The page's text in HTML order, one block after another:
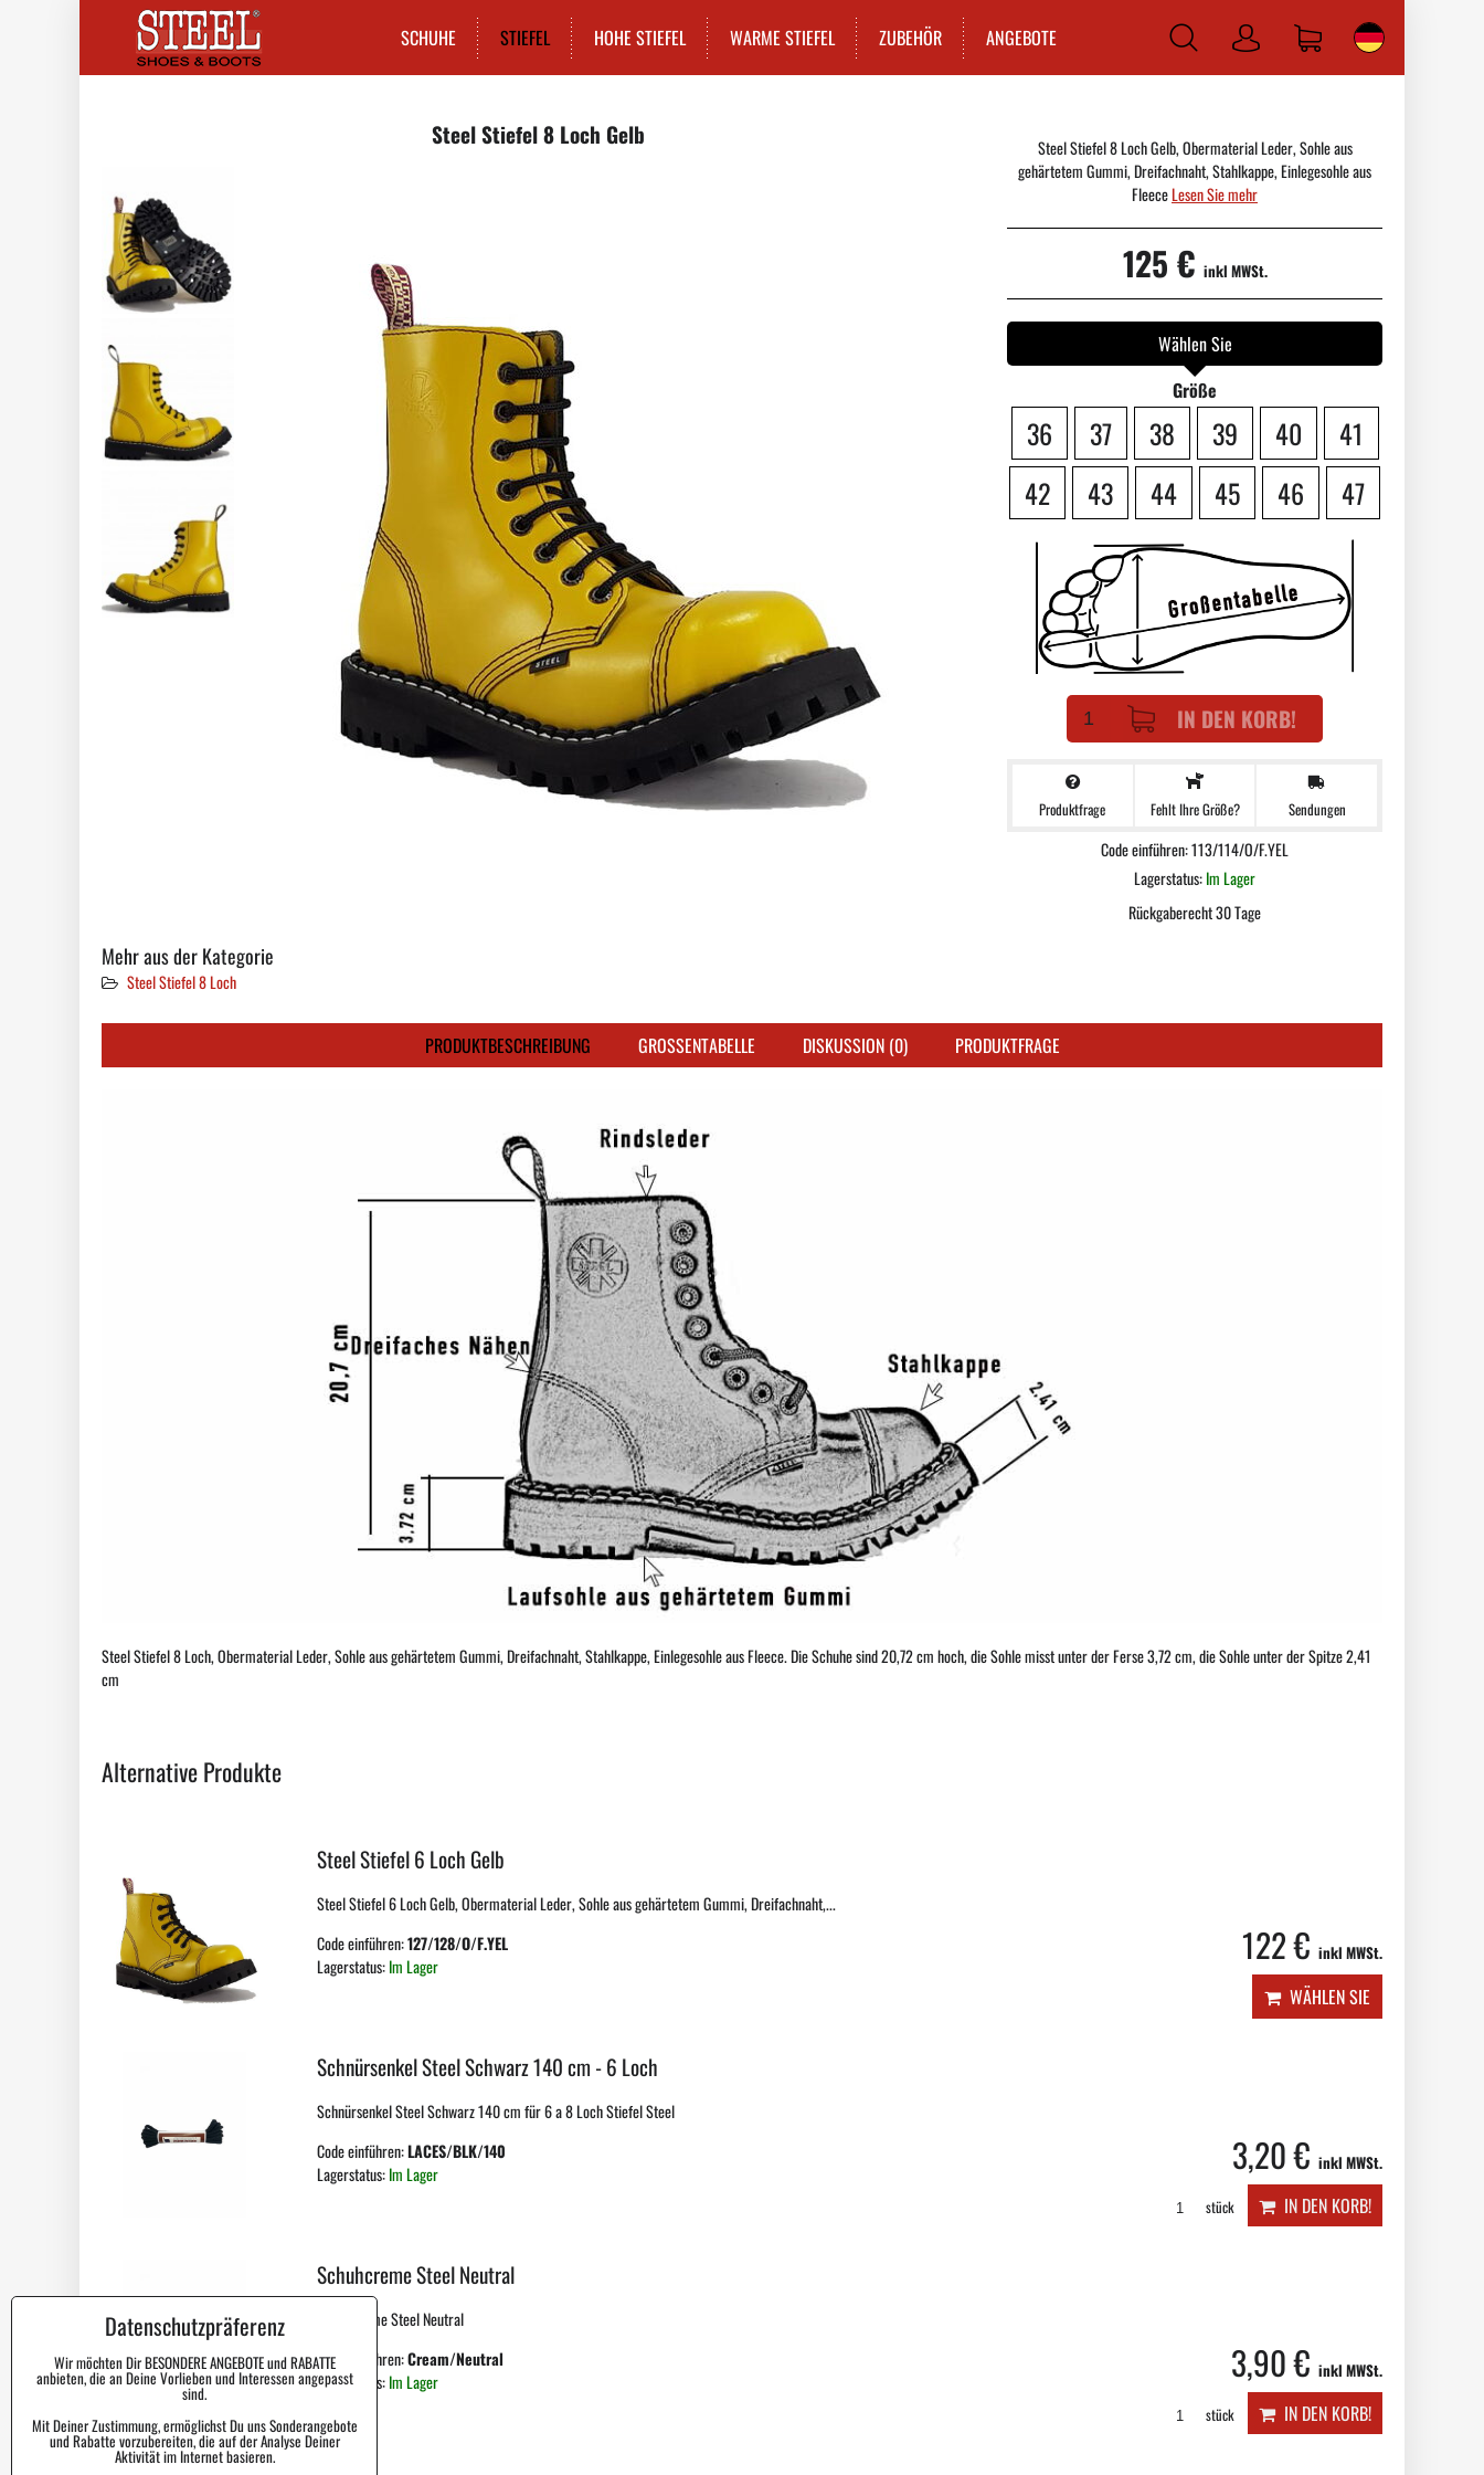
SCHUHE STIEFEL HOHE STIEFEL WARME STIEFEL ZUBEHÖR ANGEBOTE Anmelden
Steel Stiefel 8 Loch Gelb
Steel Stiefel 8 Loch Gelb, Obermaterial Leder, Sohle aus
gehärtetem Gummi, Dreifachnaht, Stahlkappe, Einlegesohle aus
FleeceLesen Sie mehr
125 € inkl MWSt.
Wählen Sie
Größe
36 37 38 39 40
41
42
43 44 45 46 47
IN DEN KORB!
Produktfrage Fehlt Ihre Größe? Sendungen
Code einführen: 113/114/O/F.YEL
Lagerstatus:Im Lager
Rückgaberecht 30 Tage
Mehr aus der Kategorie
Steel Stiefel 8 Loch
PRODUKTBESCHREIBUNG GROSSENTABELLE DISKUSSION (0) PRODUKTFRAGE
Steel Stiefel 8 Loch, Obermaterial Leder, Sohle aus gehärtetem Gummi, Dreifachnaht, Stahlkappe, Einlegesohle aus Fleece. Die Schuhe sind 20,72 cm hoch, die Sohle misst unter der Ferse 3,72 cm, die Sohle unter der Spitze 2,41
cm
Alternative Produkte
Steel Stiefel 6 Loch Gelb
Steel Stiefel 6 Loch Gelb, Obermaterial Leder, Sohle aus gehärtetem Gummi, Dreifachnaht,...
Code einführen:127/128/O/F.YEL
Lagerstatus:Im Lager 122 € inkl MWSt.
WÄHLEN SIE
Schnürsenkel Steel Schwarz 140 cm - 6 Loch
Schnürsenkel Steel Schwarz 140 cm für 6 a 8 Loch Stiefel Steel
Code einführen:LACES/BLK/140
Lagerstatus:Im Lager 3,20 € inkl MWSt.
stück IN DEN KORB!
Schuhcreme Steel Neutral
Schuhcreme Steel Neutral
Code einführen:Cream/Neutral
Lagerstatus:Im Lager 3,90 € inkl MWSt.
stück IN DEN KORB!
Datenschutzpräferenz
Wir möchten Dir BESONDERE ANGEBOTE und RABATTE
anbieten, die an Deine Vorlieben und Interessen angepasst
sind.
Mit Deiner Zustimmung, ermöglichst Du uns Sonderangebote
und Rabatte vorzubereiten, die auf der Analyse Deiner
Aktivität im Internet basieren.